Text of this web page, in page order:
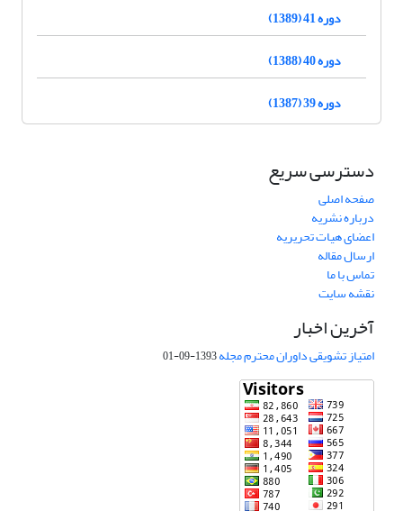
دوره 41 (1389)
دوره 40 (1388)
دوره 39 (1387)
دسترسی سریع
صفحه اصلی
درباره نشریه
اعضای هیات تحریریه
ارسال مقاله
تماس با ما
نقشه سایت
آخرین اخبار
امتیاز تشویقی داوران محترم مجله1393-09-01